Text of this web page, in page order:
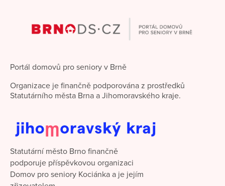
Portál domovů pro seniory v Brně
Organizace je finančně podporována z prostředků
Statutárního města Brna a Jihomoravského kraje.
Statutární město Brno finančně
podporuje příspěvkovou organizaci
Domov pro seniory Kociánka a je jejím